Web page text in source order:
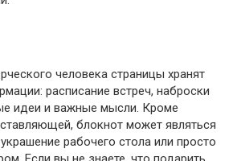
человека страницы хранят
расписание встреч, наброски
идеи и важные мысли. Кроме
блокнот может являться
рабочего стола или просто